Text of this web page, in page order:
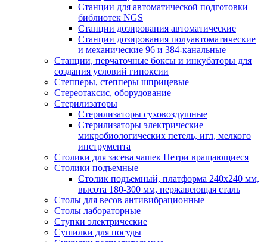
Станции для автоматической подготовки
библиотек NGS
Станции дозирования автоматические
Станции дозирования полуавтоматические
и механические 96 и 384-канальные
Станции, перчаточные боксы и инкубаторы для
создания условий гипоксии
Степперы, степперы шприцевые
Стереотаксис, оборудование
Стерилизаторы
Стерилизаторы суховоздушные
Стерилизаторы электрические
микробиологических петель, игл, мелкого
инструмента
Столики для засева чашек Петри вращающиеся
Столики подъемные
Столик подъемный, платформа 240х240 мм,
высота 180-300 мм, нержавеющая сталь
Столы для весов антивибрационные
Столы лабораторные
Ступки электрические
Сушилки для посуды